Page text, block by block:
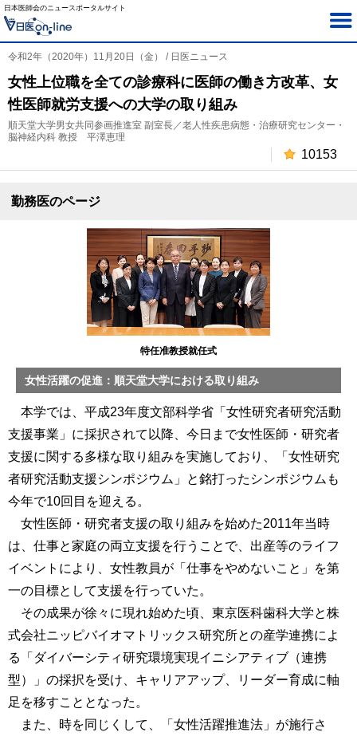
日本医師会のニュースポータルサイト
令和2年（2020年）11月20日（金） / 日医ニュース
女性上位職を全ての診療科に医師の働き方改革、女
性医師就労支援への大学の取り組み
順天堂大学男女共同参画推進室 副室長／老人性疾患病態・治療研究センター・
脳神経内科 教授 平澤恵理
10153
勤務医のページ
特任准教授就任式
女性活躍の促進：順天堂大学における取り組み
本学では、平成23年度文部科学省「女性研究者研究活動
支援事業」に採択されて以降、今日まで女性医師・研究者
支援に関する多様な取り組みを実施しており、「女性研究
者研究活動支援シンポジウム」と銘打ったシンポジウムも
今年で10回目を迎える。
女性医師・研究者支援の取り組みを始めた2011年当時
は、仕事と家庭の両立支援を行うことで、出産等のライフ
イベントにより、女性教員が「仕事をやめないこと」を第
一の目標として支援を行っていた。
その成果が徐々に現れ始めた頃、東京医科歯科大学と株
式会社ニッピバイオマトリックス研究所との産学連携によ
る「ダイバーシティ研究環境実現イニシアティブ（連携
型）」の採択を受け、キャリアアップ、リーダー育成に軸
足を移すこととなった。
また、時を同じくして、「女性活躍推進法」が施行さ